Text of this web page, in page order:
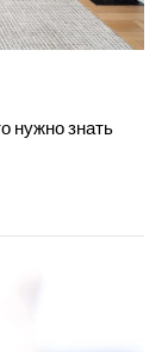
нужно знать